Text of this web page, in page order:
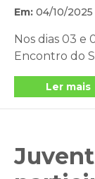
Em:04/10/2025
Nos dias 03 e
Encontro do
Ler mais